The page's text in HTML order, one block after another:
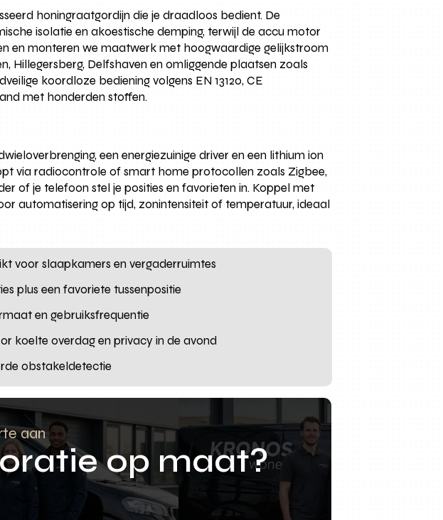
honingraatgordijn die je draadloos bedient. De
isolatie en akoestische demping, terwijl de accu motor
en monteren we maatwerk met hoogwaardige gelijkstroom
Hillegersberg, Delfshaven en omliggende plaatsen zoals
koordloze bediening volgens EN 13120, CE
met honderden stoffen.
een energiezuinige driver en een lithium ion
via radiocontrole of smart home protocollen zoals Zigbee,
of je telefoon stel je posities en favorieten in. Koppel met
automatisering op tijd, zonintensiteit of temperatuur, ideaal
voor slaapkamers en vergaderruimtes
plus een favoriete tussenpositie
en gebruiksfrequentie
koelte overdag en privacy in de avond
obstakeldetectie
aan
op maat?